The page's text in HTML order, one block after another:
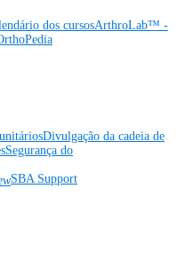
dos cursosArthroLab™ -
Divulgação da cadeia de
Segurança do
SBA Support